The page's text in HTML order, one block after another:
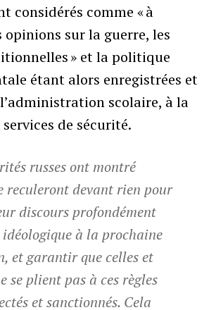
considérés comme « à
opinions sur la guerre, les
» et la politique
étant alors enregistrées et
scolaire, à la
de sécurité.
russes ont montré
reculeront devant rien pour
discours profondément
à la prochaine
et garantir que celles et
se plient pas à ces règles
et sanctionnés. Cela